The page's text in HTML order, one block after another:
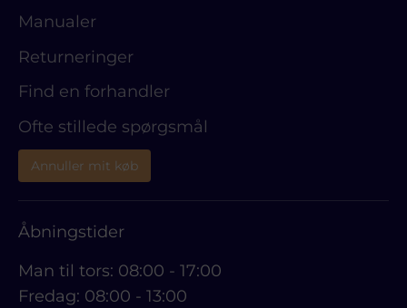
Manualer
Returneringer
Find en forhandler
Ofte stillede spørgsmål
Annuller mit køb
Åbningstider
Man til tors: 08:00 - 17:00
Fredag: 08:00 - 13:00